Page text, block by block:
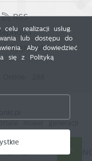
RSS
Sygnalista
realizacji usług.
lub dostępu do
Aby dowiedzieć
się z Polityką